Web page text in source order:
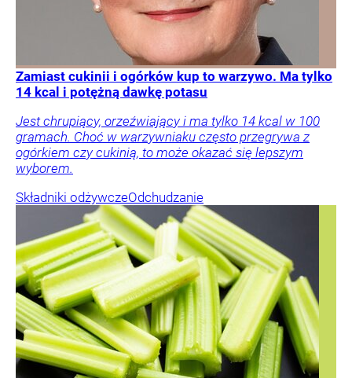
Zamiast cukinii i ogórków kup to warzywo. Ma tylko
14 kcal i potężną dawkę potasu
Jest chrupiący, orzeźwiający i ma tylko 14 kcal w 100
gramach. Choć w warzywniaku często przegrywa z
ogórkiem czy cukinią, to może okazać się lepszym
wyborem.
Składniki odżywczeOdchudzanie